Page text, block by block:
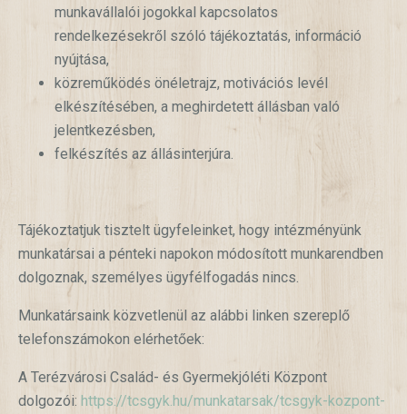
munkavállalói jogokkal kapcsolatos
rendelkezésekről szóló tájékoztatás, információ
nyújtása,
közreműködés önéletrajz, motivációs levél
elkészítésében, a meghirdetett állásban való
jelentkezésben,
felkészítés az állásinterjúra.
Tájékoztatjuk tisztelt ügyfeleinket, hogy intézményünk
munkatársai a pénteki napokon módosított munkarendben
dolgoznak, személyes ügyfélfogadás nincs.
Munkatársaink közvetlenül az alábbi linken szereplő
telefonszámokon elérhetőek:
A Terézvárosi Család- és Gyermekjóléti Központ
dolgozói: https://tcsgyk.hu/munkatarsak/tcsgyk-kozpont-